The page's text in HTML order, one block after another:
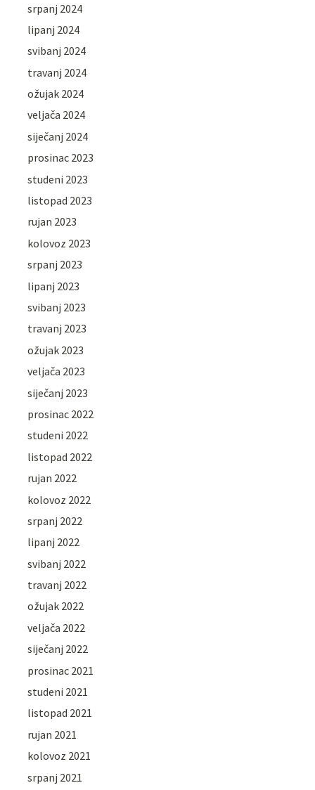
srpanj 2024
lipanj 2024
svibanj 2024
travanj 2024
ožujak 2024
veljača 2024
siječanj 2024
prosinac 2023
studeni 2023
listopad 2023
rujan 2023
kolovoz 2023
srpanj 2023
lipanj 2023
svibanj 2023
travanj 2023
ožujak 2023
veljača 2023
siječanj 2023
prosinac 2022
studeni 2022
listopad 2022
rujan 2022
kolovoz 2022
srpanj 2022
lipanj 2022
svibanj 2022
travanj 2022
ožujak 2022
veljača 2022
siječanj 2022
prosinac 2021
studeni 2021
listopad 2021
rujan 2021
kolovoz 2021
srpanj 2021